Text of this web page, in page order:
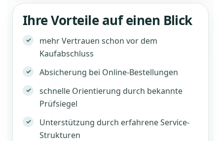
Ihre Vorteile auf einen Blick
mehr Vertrauen schon vor dem
Kaufabschluss
Absicherung bei Online-Bestellungen
schnelle Orientierung durch bekannte
Prüfsiegel
Unterstützung durch erfahrene Service-
Strukturen